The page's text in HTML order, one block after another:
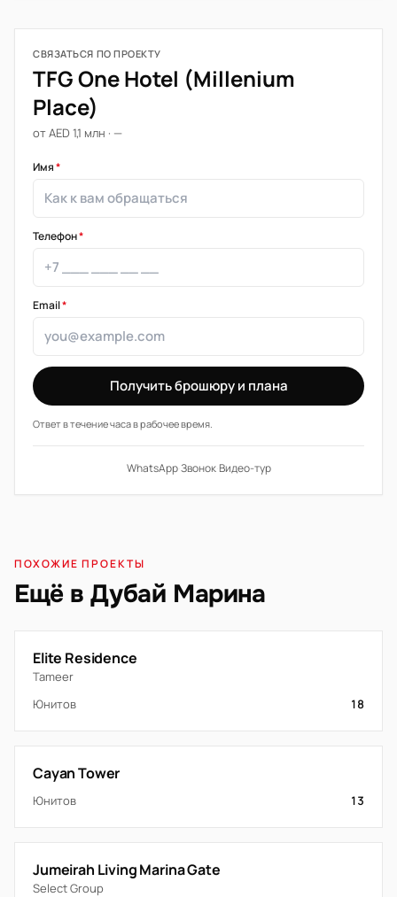
СВЯЗАТЬСЯ ПО ПРОЕКТУ
TFG One Hotel (Millenium
Place)
от AED 1,1 млн · —
Имя*
Телефон*
Email*
Получить брошюру и плана
Ответ в течение часа в рабочее время.
WhatsApp·Звонок·Видео-тур
ПОХОЖИЕ ПРОЕКТЫ
Ещё в Дубай Марина
Elite Residence
Tameer
Юнитов
18
Cayan Tower
Юнитов 13
Jumeirah Living Marina Gate
Select Group